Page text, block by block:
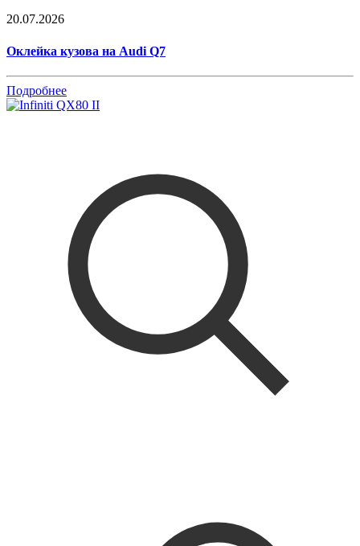
20.07.2026
Оклейка кузова на Audi Q7
Подробнее